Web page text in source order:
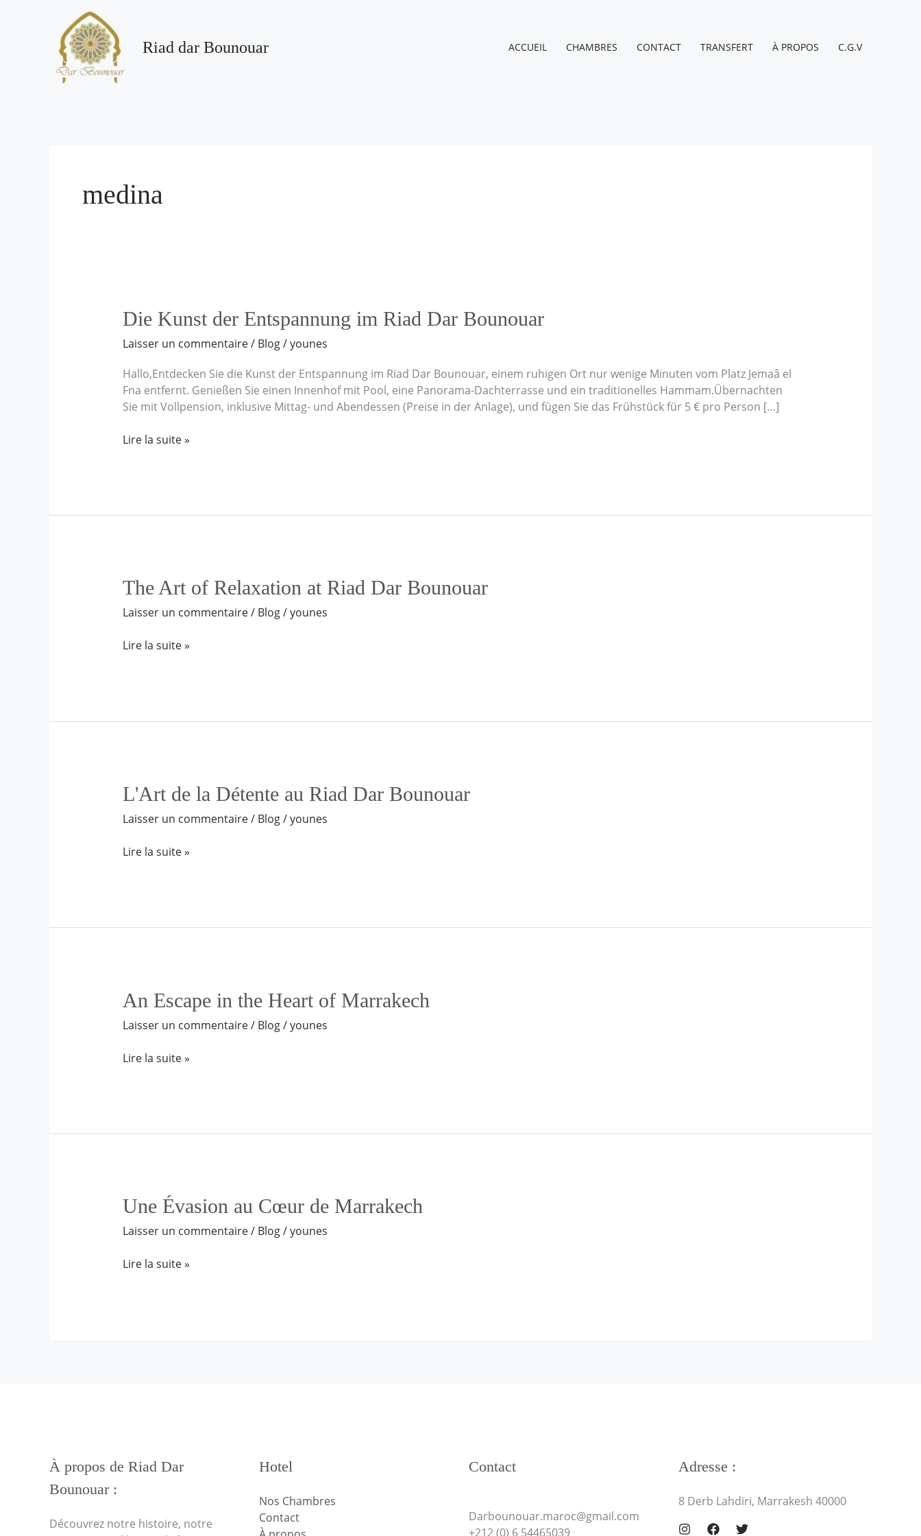
Riad dar Bounouar ACCUEIL CHAMBRES CONTACT TRANSFERT À PROPOS C.G.V
medina
Die Kunst der Entspannung im Riad Dar Bounouar
Laisser un commentaire/ Blog/younes
Hallo,Entdecken Sie die Kunst der Entspannung im Riad Dar Bounouar, einem ruhigen Ort nur wenige Minuten vom Platz Jemaâ el
Fna entfernt. Genießen Sie einen Innenhof mit Pool, eine Panorama-Dachterrasse und ein traditionelles Hammam.Übernachten
Sie mit Vollpension, inklusive Mittag- und Abendessen (Preise in der Anlage), und fügen Sie das Frühstück für 5 € pro Person […]
Die
Kunst
der
im
Riad
Dar
Lire la suite »
The Art of Relaxation at Riad Dar Bounouar
Laisser un commentaire/ Blog/younes
The
Art
of
at
Lire la suite »
L'Art de la Détente au Riad Dar Bounouar
Laisser un commentaire/ Blog/younes
L'Art
de
la
au
Lire la suite »
An Escape in the Heart of Marrakech
Laisser un commentaire/ Blog/younes
An
Escape
in
Heart
Lire la suite »
Une Évasion au Cœur de Marrakech
Laisser un commentaire/ Blog/younes
Une
Évasion
au
de
Lire la suite »
À propos de Riad Dar
Bounouar :
Découvrez notre histoire, notre
Hotel
Nos Chambres
Contact
Contact
Darbounouar.maroc@gmail.com
+212 (0) 6 54465039
Adresse :
8 Derb Lahdiri, Marrakesh 40000